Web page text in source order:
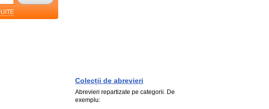
UITE
Colecții de abrevieri
Abrevieri repartizate pe categorii. De
exemplu: